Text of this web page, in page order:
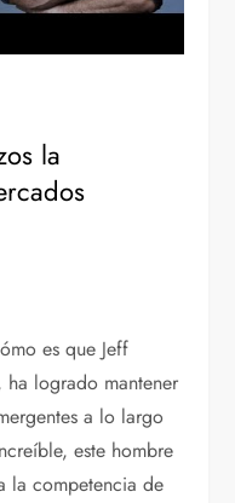
la
es que Jeff
logrado mantener
a lo largo
este hombre
la competencia de